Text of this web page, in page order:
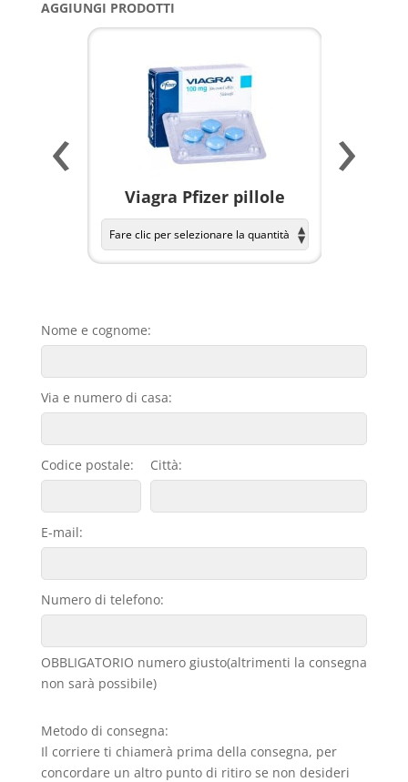
AGGIUNGI PRODOTTI
Viagra Pfizer pillole
‹ ›
Nome e cognome:
Via e numero di casa:
Codice postale: Città:
E-mail:
Numero di telefono:
OBBLIGATORIO numero giusto(altrimenti la consegna
non sarà possibile)
Metodo di consegna:
Il corriere ti chiamerà prima della consegna, per
concordare un altro punto di ritiro se non desideri